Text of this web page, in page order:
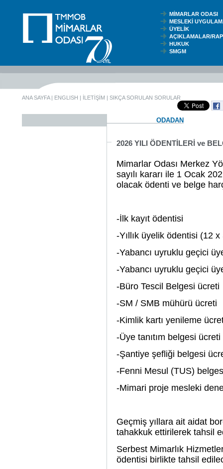
MİMARLAR ODASI
MESLEKİ
ÜYELİK
AÇIKLAMALAR/
HUKUK
SMGM
ANA SAYFA| ENGLISH | İLETİŞİM | SIKÇA SORULAN SORULAR
ODADAN
2026 YILI ÖDENTİLERİ ve
Mimarlar Odası Merkez
sayılı kararı ile 1 Ocak
olacak ödenti ve belge
-İlk kayıt
-Yıllık üyelik
-Yabancı uyruklu geçici
-Yabancı uyruklu geçici
-Büro Tescil
-SM / SMB
-Kimlik kartı
-Üye tanıtım
-Şantiye şefliği
-Fenni Mesul (TUS)
-Mimari proje mesleki
Geçmiş yıllara ait aidat
tahakkuk ettirilerek tahsil
Serbest Mimarlık
ödentisi birlikte tahsil